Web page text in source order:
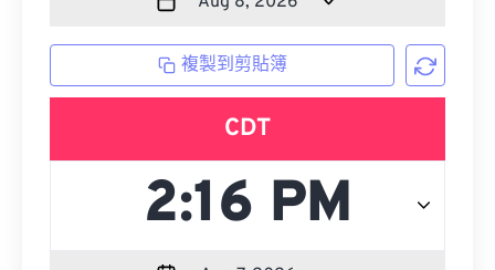
複製到剪貼簿
CDT